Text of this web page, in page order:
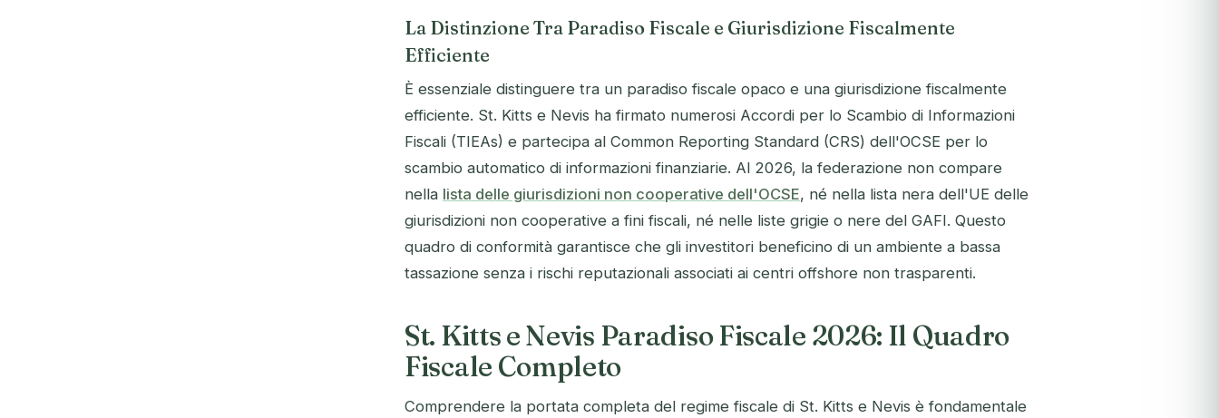
La Distinzione Tra Paradiso Fiscale e Giurisdizione Fiscalmente
Efficiente
È essenziale distinguere tra un paradiso fiscale opaco e una giurisdizione fiscalmente
efficiente. St. Kitts e Nevis ha firmato numerosi Accordi per lo Scambio di Informazioni
Fiscali (TIEAs) e partecipa al Common Reporting Standard (CRS) dell'OCSE per lo
scambio automatico di informazioni finanziarie. Al 2026, la federazione non compare
nella lista delle giurisdizioni non cooperative dell'OCSE, né nella lista nera dell'UE delle
giurisdizioni non cooperative a fini fiscali, né nelle liste grigie o nere del GAFI. Questo
quadro di conformità garantisce che gli investitori beneficino di un ambiente a bassa
tassazione senza i rischi reputazionali associati ai centri offshore non trasparenti.
St. Kitts e Nevis Paradiso Fiscale 2026: Il Quadro
Fiscale Completo
Comprendere la portata completa del regime fiscale di St. Kitts e Nevis è fondamentale